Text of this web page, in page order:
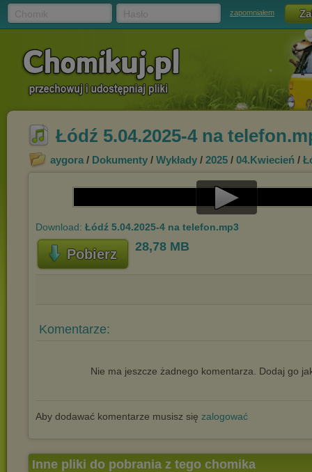
zapomniałem
Łódź 5.04.2025-4 na
aygora / Dokumenty / Wykłady / 2025 / 04.Kwiecień /
Play
Download: Łódź 5.04.2025-4 na telefon.mp3
Pobierz 28,78 MB
Komentarze:
Nie ma jeszcze żadnego komentarza. Dodaj go
Aby dodawać komentarze musisz się zalogować
Inne pliki do pobrania z tego chomika